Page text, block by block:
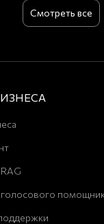
Смотреть все
голосового